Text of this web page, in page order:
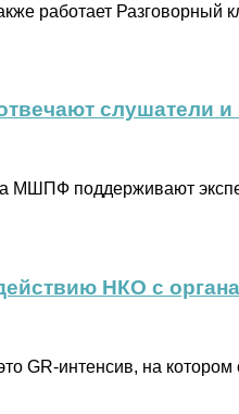
работает
слушатели и
МШПФ поддерживают
НКО с
GR-интенсив, на